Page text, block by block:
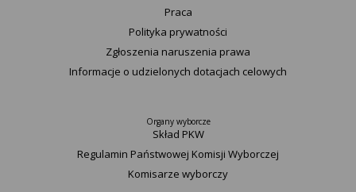
Praca
Polityka prywatności
Zgłoszenia naruszenia prawa
Informacje o udzielonych dotacjach celowych
Organy wyborcze
Skład PKW
Regulamin Państwowej Komisji Wyborczej
Komisarze wyborczy